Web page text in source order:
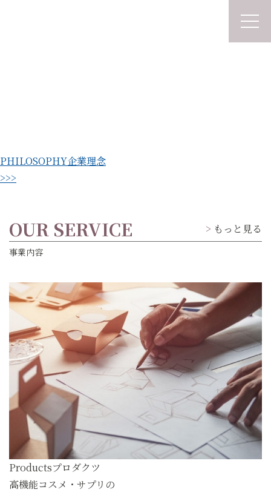
PHILOSOPHY企業理念
>>>
OUR SERVICE もっと見る
事業内容
Productsプロダクツ
高機能コスメ・サプリの